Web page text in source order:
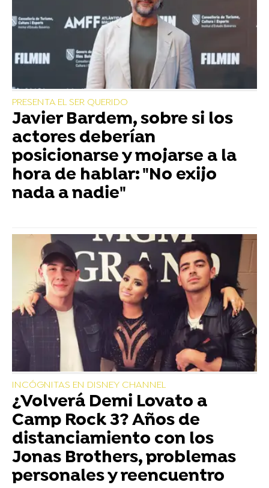
PRESENTA EL SER QUERIDO
Javier Bardem, sobre si los
actores deberían
posicionarse y mojarse a la
hora de hablar: "No exijo
nada a nadie"
INCÓGNITAS EN DISNEY CHANNEL
¿Volverá Demi Lovato a
Camp Rock 3? Años de
distanciamiento con los
Jonas Brothers, problemas
personales y reencuentro